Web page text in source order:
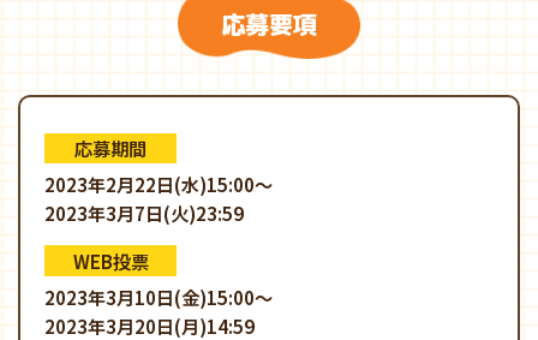
応募要項
応募期間
2023年2月22日(水)15:00～
2023年3月7日(火)23:59
WEB投票
2023年3月10日(金)15:00～
2023年3月20日(月)14:59